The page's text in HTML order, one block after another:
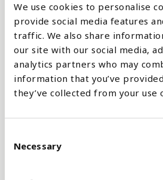
We use cookies to personalise
provide social media features
traffic. We also share
our site with our social media,
analytics partners who may
information that you’ve
they’ve collected from your use
Necessary
0
1987 1989 1991 1993 1995 1997 1999 2001 2003 2005 2007
Stapeldiagram
Linje
Platt